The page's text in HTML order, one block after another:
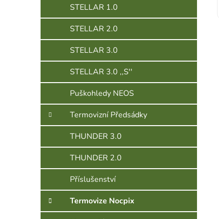
STELLAR 1.0
STELLAR 2.0
STELLAR 3.0
STELLAR 3.0 ,,S''
Puškohledy NEOS
Termovizní Předsádky
THUNDER 3.0
THUNDER 2.0
Příslušenství
Termovize Nocpix